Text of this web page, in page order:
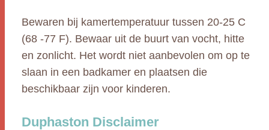
Bewaren bij kamertemperatuur tussen 20-25 C
(68 -77 F). Bewaar uit de buurt van vocht, hitte
en zonlicht. Het wordt niet aanbevolen om op te
slaan in een badkamer en plaatsen die
beschikbaar zijn voor kinderen.
Duphaston Disclaimer